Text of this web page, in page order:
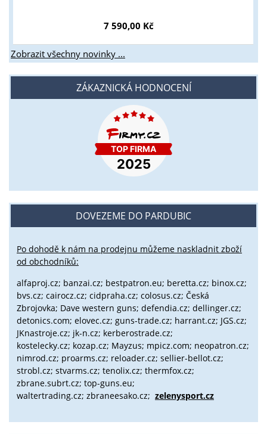
7 590,00 Kč
Zobrazit všechny novinky ...
ZÁKAZNICKÁ HODNOCENÍ
DOVEZEME DO PARDUBIC
Po dohodě k nám na prodejnu můžeme naskladnit zboží
od obchodníků:
alfaproj.cz; banzai.cz; bestpatron.eu; beretta.cz; binox.cz;
bvs.cz; cairocz.cz; cidpraha.cz; colosus.cz; Česká
Zbrojovka; Dave western guns; defendia.cz; dellinger.cz;
detonics.com; elovec.cz; guns-trade.cz; harrant.cz; JGS.cz;
JKnastroje.cz; jk-n.cz; kerberostrade.cz;
kostelecky.cz; kozap.cz; Mayzus; mpicz.com; neopatron.cz;
nimrod.cz; proarms.cz; reloader.cz; sellier-bellot.cz;
strobl.cz; stvarms.cz; tenolix.cz; thermfox.cz;
zbrane.subrt.cz; top-guns.eu;
waltertrading.cz; zbraneesako.cz; zelenysport.cz